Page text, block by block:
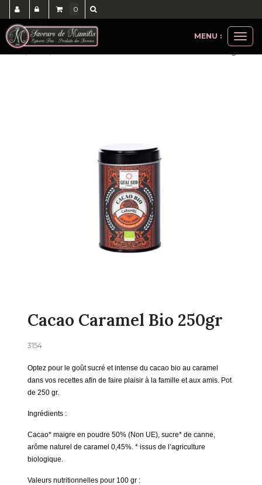
le
MENU :
thés, cafés, accessoires
Cacao Caramel Bio 250gr
3154
Optez pour le goût sucré et intense du cacao bio au caramel
dans vos recettes afin de faire plaisir à la famille et aux amis. Pot
de 250 gr.
Ingrédients :
Cacao* maigre en poudre 50% (Non UE), sucre* de canne,
arôme naturel de caramel 0,45%. * issus de l’agriculture
biologique.
Valeurs nutritionnelles pour 100 gr :
0